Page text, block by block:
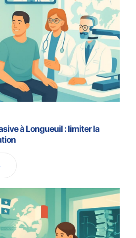
à Longueuil : limiter la